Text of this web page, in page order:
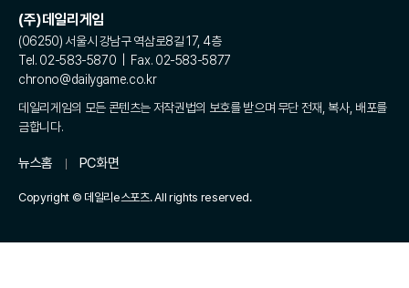
(주)데일리게임
(06250) 서울시 강남구 역삼로8길 17, 4층
Tel. 02-583-5870 | Fax. 02-583-5877
chrono@dailygame.co.kr
데일리게임의 모든 콘텐츠는 저작권법의 보호를 받으며 무단 전재, 복사, 배포를
금합니다.
뉴스홈 PC화면
Copyright © 데일리e스포츠. All rights reserved.